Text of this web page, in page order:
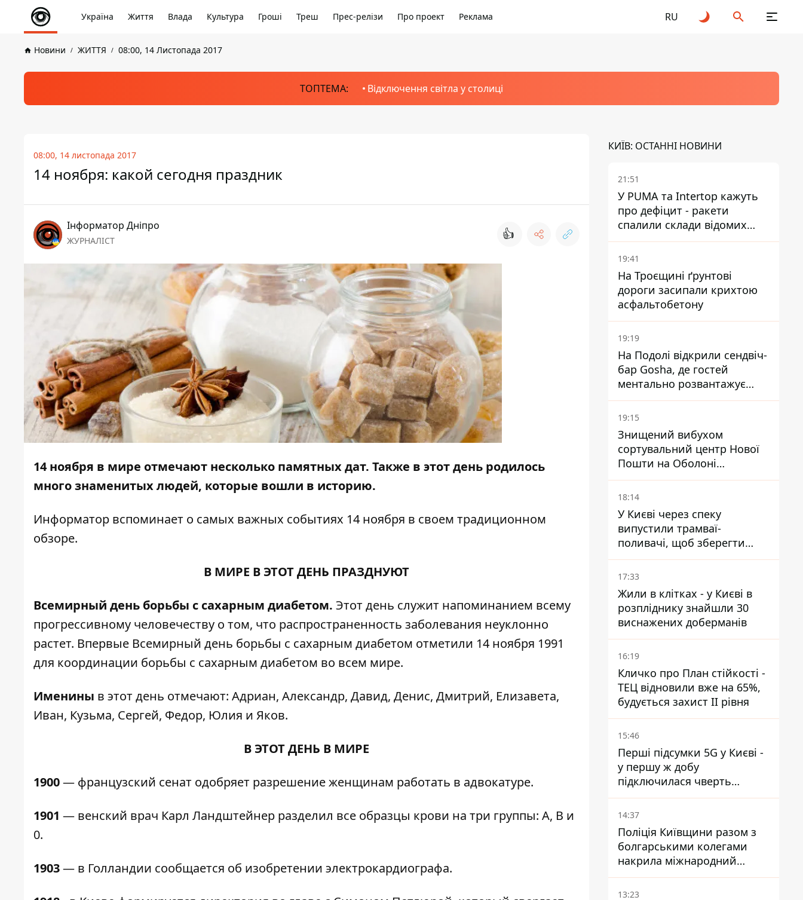
Україна Життя Влада Культура Гроші Треш Прес-релізи Про проект Реклама RU
Новини ЖИТТЯ 08:00, 14 Листопада 2017
ТОПТЕМА: Відключення світла у столиці
08:00, 14 листопада 2017
14 ноября: какой сегодня праздник
Інформатор Дніпро
ЖУРНАЛІСТ 👍
14 ноября в мире отмечают несколько памятных дат. Также в этот день родилось
много знаменитых людей, которые вошли в историю.
Информатор вспоминает о самых важных событиях 14 ноября в своем традиционном
обзоре.
В МИРЕ В ЭТОТ ДЕНЬ ПРАЗДНУЮТ
Всемирный день борьбы с сахарным диабетом. Этот день служит напоминанием всему
прогрессивному человечеству о том, что распространенность заболевания неуклонно
растет. Впервые Всемирный день борьбы с сахарным диабетом отметили 14 ноября 1991
для координации борьбы с сахарным диабетом во всем мире.
Именины в этот день отмечают: Адриан, Александр, Давид, Денис, Дмитрий, Елизавета,
Иван, Кузьма, Сергей, Федор, Юлия и Яков.
В ЭТОТ ДЕНЬ В МИРЕ
1900— французский сенат одобряет разрешение женщинам работать в адвокатуре.
1901 — венский врач Карл Ландштейнер разделил все образцы крови на три группы: А, В и
0.
1903— в Голландии сообщается об изобретении электрокардиографа.
КИЇВ: ОСТАННІ НОВИНИ
21:51
У PUMA та Intertop кажуть
про дефіцит - ракети
спалили склади відомих
брендів
19:41
На Троєщині ґрунтові
дороги засипали крихтою
асфальтобетону
19:19
На Подолі відкрили сендвіч-
бар Gosha, де гостей
ментально розвантажує
акула
19:15
Знищений вибухом
сортувальний центр Нової
Пошти на Оболоні
запрацював - видають
посилки
18:14
У Києві через спеку
випустили трамваї-
поливачі, щоб зберегти
рейки від деформації
17:33
Жили в клітках - у Києві в
розпліднику знайшли 30
виснажених доберманів
16:19
Кличко про План стійкості -
ТЕЦ відновили вже на 65%,
будується захист ІІ рівня
15:46
Перші підсумки 5G у Києві -
у першу ж добу
підключилася чверть
мільйона абонентів
14:37
Поліція Київщини разом з
болгарськими колегами
накрила міжнародний
наркосиндикат
13:23